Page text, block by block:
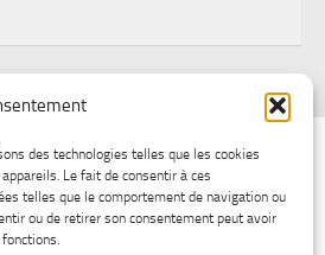
des technologies telles que les cookies
Le fait de consentir à ces
telles que le comportement de navigation ou
ou de retirer son consentement peut avoir
glace Boutique en ligne